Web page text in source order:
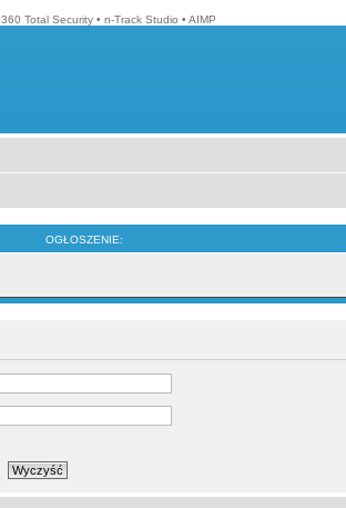
360 Total Security • n-Track Studio • AIMP
OGŁOSZENIE: